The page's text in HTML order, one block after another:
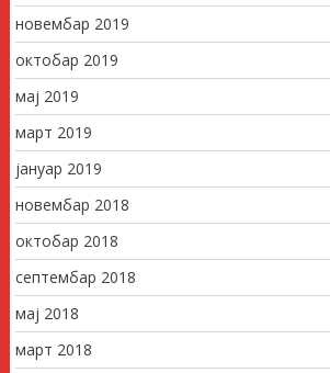
новембар 2019
октобар 2019
мај 2019
март 2019
јануар 2019
новембар 2018
октобар 2018
септембар 2018
мај 2018
март 2018